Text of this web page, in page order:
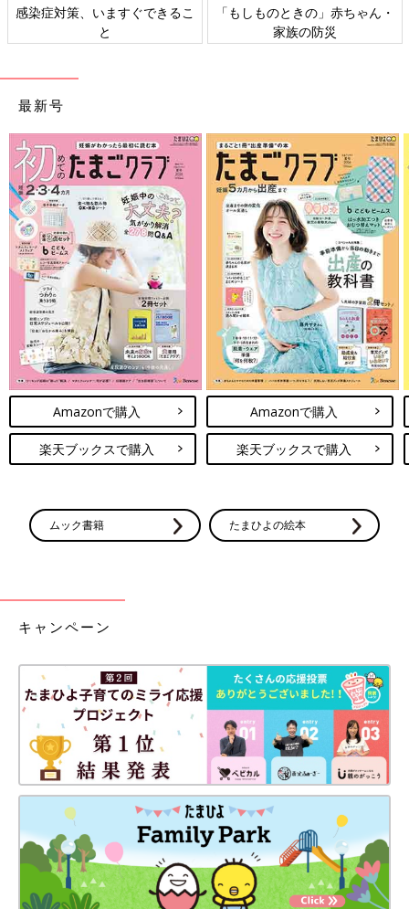
感染症対策、いますぐできるこ
と
「もしものときの」赤ちゃん・
家族の防災
最新号
Amazonで購入
楽天ブックスで購入
Amazonで購入
楽天ブックスで購入
ムック書籍 たまひよの絵本
キャンペーン